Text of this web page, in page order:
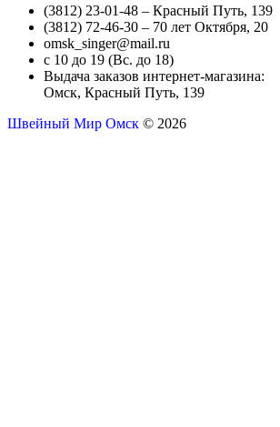
(3812) 23-01-48 – Красный Путь, 139
(3812) 72-46-30 – 70 лет Октября, 20
omsk_singer@mail.ru
с 10 до 19 (Вс. до 18)
Выдача заказов интернет-магазина:
Омск, Красный Путь, 139
Швейный Мир Омск © 2026